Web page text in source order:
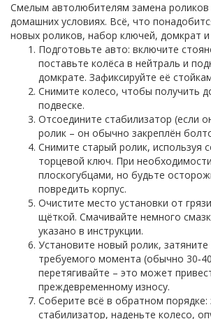
Смелым автолюбителям замена роликов
домашних условиях. Всё, что
новых роликов, набор ключей, домкрат
Подготовьте авто: включите
поставьте колёса в нейтраль и
домкрате. Зафиксируйте её
Снимите колесо, чтобы получить
подвеске.
Отсоедините стабилизатор (если
ролик – он обычно закреплён
Снимите старый ролик, используя
торцевой ключ. При
плоскогубцами, но будьте
повредить корпус.
Очистите место установки от
щёткой. Смачивайте немного
указано в инструкции.
Установите новый ролик,
требуемого момента (обычно
перетягивайте – это может
преждевременному износу.
Соберите всё в обратном порядке:
стабилизатор, наденьте колесо,